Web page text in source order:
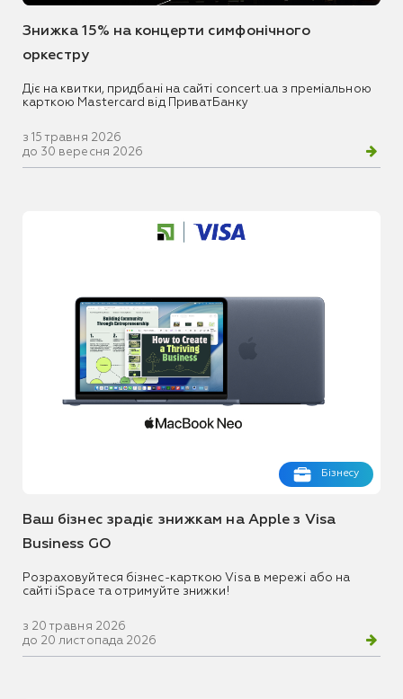
Знижка 15% на концерти симфонічного
оркестру
Діє на квитки, придбані на сайті concert.ua з преміальною
карткою Mastercard від ПриватБанку
з 15 травня 2026
до 30 вересня 2026
Бізнесу
Ваш бізнес зрадіє знижкам на Apple з Visa
Business GO
Розраховуйтеся бізнес-карткою Visa в мережі або на
сайті iSpace та отримуйте знижки!
з 20 травня 2026
до 20 листопада 2026